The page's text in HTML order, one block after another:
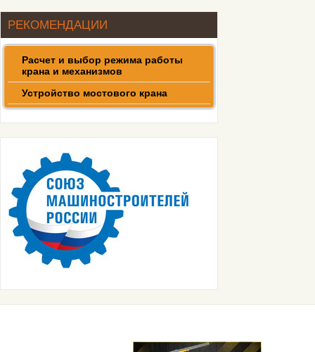
Кран мостовой двухбалочный
50т
РЕКОМЕНДАЦИИ
Расчет и выбор режима работы
крана и механизмов
Устройство мостового крана